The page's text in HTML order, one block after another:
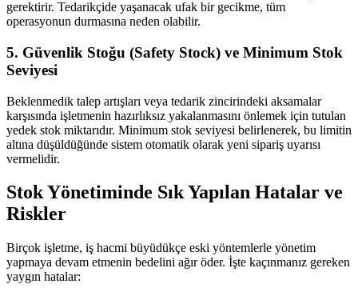
gerektirir. Tedarikçide yaşanacak ufak bir gecikme, tüm
operasyonun durmasına neden olabilir.
5. Güvenlik Stoğu (Safety Stock) ve Minimum Stok
Seviyesi
Beklenmedik talep artışları veya tedarik zincirindeki aksamalar
karşısında işletmenin hazırlıksız yakalanmasını önlemek için tutulan
yedek stok miktarıdır. Minimum stok seviyesi belirlenerek, bu limitin
altına düşüldüğünde sistem otomatik olarak yeni sipariş uyarısı
vermelidir.
Stok Yönetiminde Sık Yapılan Hatalar ve
Riskler
Birçok işletme, iş hacmi büyüdükçe eski yöntemlerle yönetim
yapmaya devam etmenin bedelini ağır öder. İşte kaçınmanız gereken
yaygın hatalar: